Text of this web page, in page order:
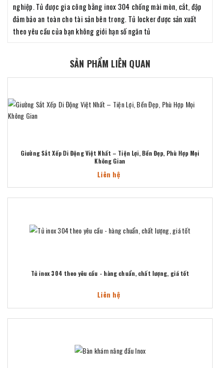
nghiệp. Tủ được gia công bằng inox 304 chống mài mòn, cắt, đập
đảm bảo an toàn cho tài sản bên trong. Tủ locker được sản xuất
theo yêu cầu của bạn không giới hạn số ngăn tủ
SẢN PHẨM LIÊN QUAN
Giường Sắt Xếp Di Động Việt Nhất – Tiện Lợi, Bền Đẹp, Phù Hợp Mọi
Không Gian
Liên hệ
Tủ inox 304 theo yêu cầu - hàng chuẩn, chất lượng, giá tốt
Liên hệ